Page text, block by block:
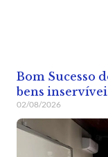
Bom Sucesso
bens
02/08/2026